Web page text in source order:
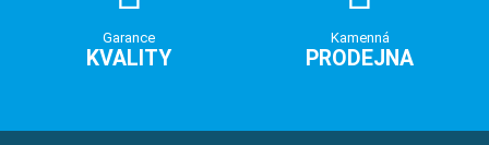
Garance
KVALITY
Kamenná
PRODEJNA